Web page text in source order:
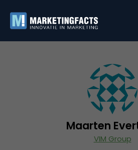
Maarten
VIM Group